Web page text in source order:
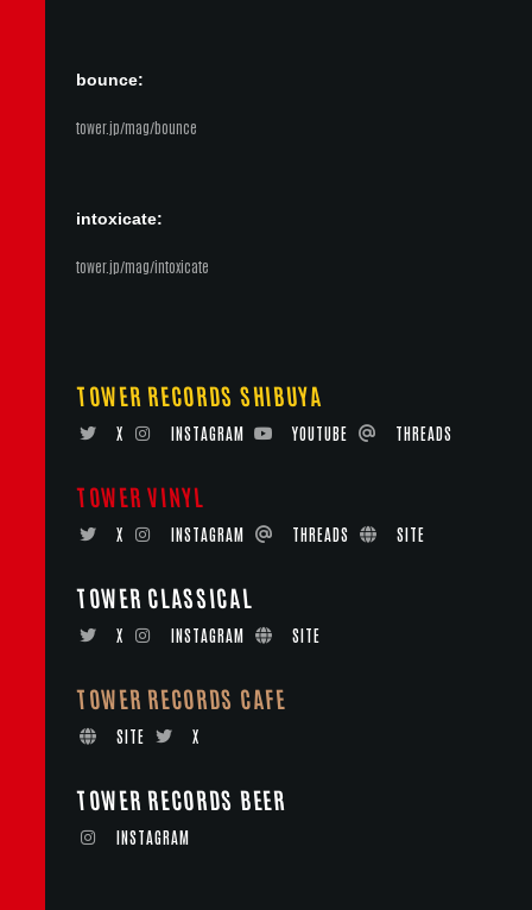
bounce:
tower.jp/mag/bounce
intoxicate:
tower.jp/mag/intoxicate
TOWER RECORDS SHIBUYA
X INSTAGRAM YOUTUBE THREADS
TOWER VINYL
X INSTAGRAM THREADS SITE
TOWER CLASSICAL
X INSTAGRAM SITE
TOWER RECORDS CAFE
SITE X
TOWER RECORDS BEER
INSTAGRAM